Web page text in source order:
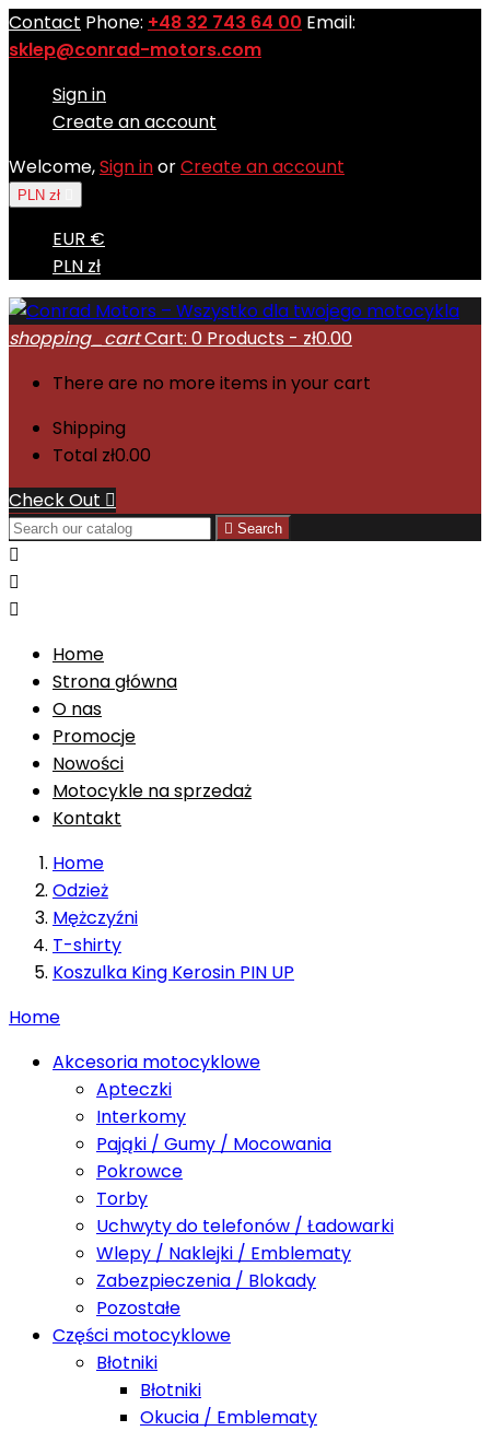
Contact Phone: +48 32 743 64 00 Email:
sklep@conrad-motors.com
Sign in
Create an account
Welcome,Sign inorCreate an account
PLN zł
EUR €
PLN zł
shopping_cartCart: 0 Products - zł0.00
There are no more items in your cart
Shipping
Total zł0.00
Check Out 
 Search



Home
Strona główna
O nas
Promocje
Nowości
Motocykle na sprzedaż
Kontakt
Home
Odzież
Mężczyźni
T-shirty
Koszulka King Kerosin PIN UP
Home
Akcesoria motocyklowe
Apteczki
Interkomy
Pająki / Gumy / Mocowania
Pokrowce
Torby
Uchwyty do telefonów / Ładowarki
Wlepy / Naklejki / Emblematy
Zabezpieczenia / Blokady
Pozostałe
Części motocyklowe
Błotniki
Błotniki
Okucia / Emblematy